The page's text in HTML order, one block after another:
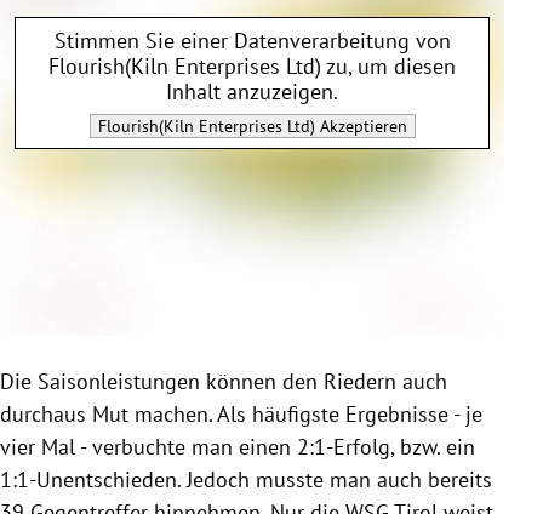
Stimmen Sie einer Datenverarbeitung von
Flourish(Kiln Enterprises Ltd) zu, um diesen
Inhalt anzuzeigen.
Flourish(Kiln Enterprises Ltd) Akzeptieren
Die Saisonleistungen können den Riedern auch
durchaus Mut machen. Als häufigste Ergebnisse - je
vier Mal - verbuchte man einen 2:1-Erfolg, bzw. ein
1:1-Unentschieden. Jedoch musste man auch bereits